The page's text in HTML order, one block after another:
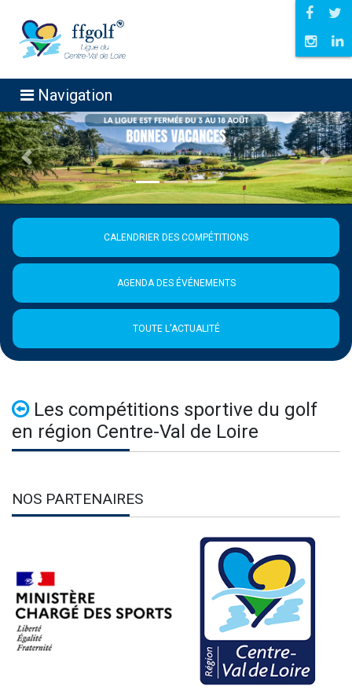
Navigation
Précédent
CALENDRIER DES COMPÉTITIONS
AGENDA DES ÉVÉNEMENTS
TOUTE L'ACTUALITÉ
Les compétitions sportive du golf
en région Centre-Val de Loire
NOS PARTENAIRES